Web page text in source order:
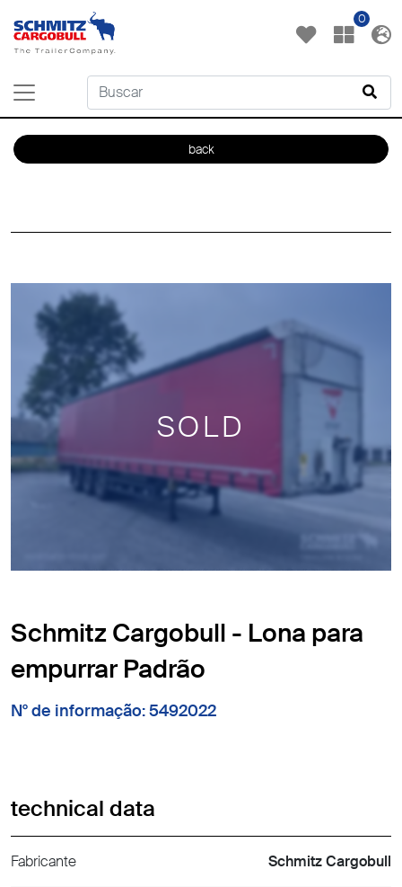
0
back
SOLD
Schmitz Cargobull - Lona para
empurrar Padrão
N° de informação: 5492022
technical data
Fabricante Schmitz Cargobull